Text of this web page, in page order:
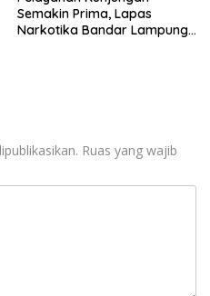
Semakin Prima, Lapas
Narkotika Bandar Lampung
Ruas yang wajib